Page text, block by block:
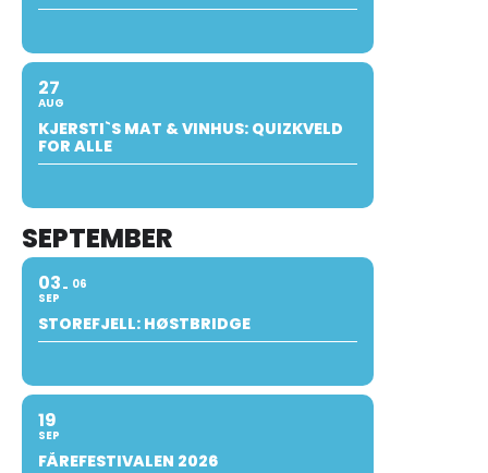
27
AUG
KJERSTI`S MAT & VINHUS: QUIZKVELD
FOR ALLE
SEPTEMBER
03
SEP
06
STOREFJELL: HØSTBRIDGE
19
SEP
FÅREFESTIVALEN 2026